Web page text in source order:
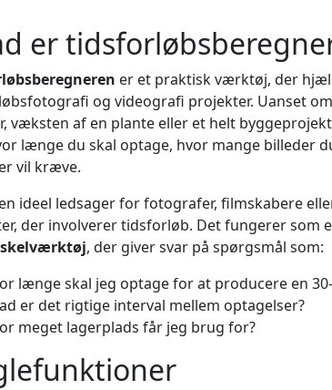
er
er et praktisk værktøj, der
og videografi projekter. Uanset
væksten af en plante eller et helt
længe du skal optage, hvor mange billeder
vil kræve.
ideel ledsager for fotografer, filmskabere
der involverer tidsforløb. Det fungerer som
, der giver svar på spørgsmål som:
længe skal jeg optage for at producere en
er det rigtige interval mellem optagelser?
meget lagerplads får jeg brug for?